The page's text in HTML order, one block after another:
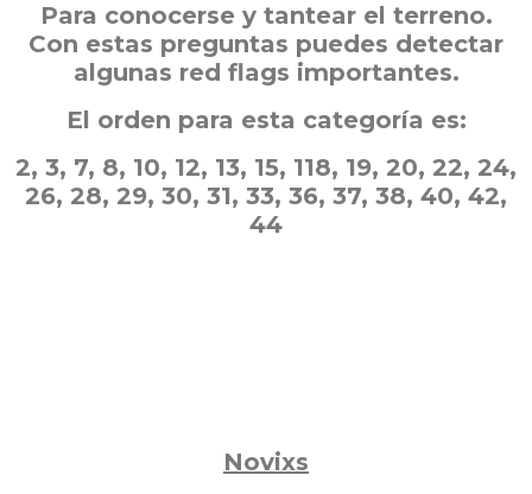
Para conocerse y tantear el terreno.
Con estas preguntas puedes detectar
algunas red flags importantes.
El orden para esta categoría es:
2, 3, 7, 8, 10, 12, 13, 15, 118, 19, 20, 22, 24,
26, 28, 29, 30, 31, 33, 36, 37, 38, 40, 42,
44
Novixs